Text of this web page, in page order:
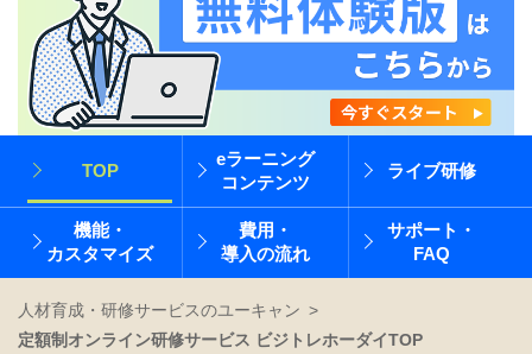
TOP
eラーニング
コンテンツ
ライブ研修
機能・
カスタマイズ
費用・
導入の流れ
サポート・
FAQ
人材育成・研修サービスのユーキャン
定額制オンライン研修サービス ビジトレホーダイTOP